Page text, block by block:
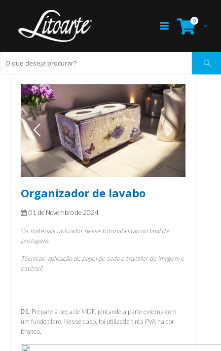
0
Organizador de lavabo
01 de Novembro de 2024
Os materiais utilizados nesse tutorial estão no final da
postagem.
Técnicas: aplicação de papel de seda e transfer de imagem e
estêncil
01. Prepare a peça de MDF, pintando a parte externa com
um fundo claro. Nesse caso, foi utilizada tinta PVA na cor
branca.